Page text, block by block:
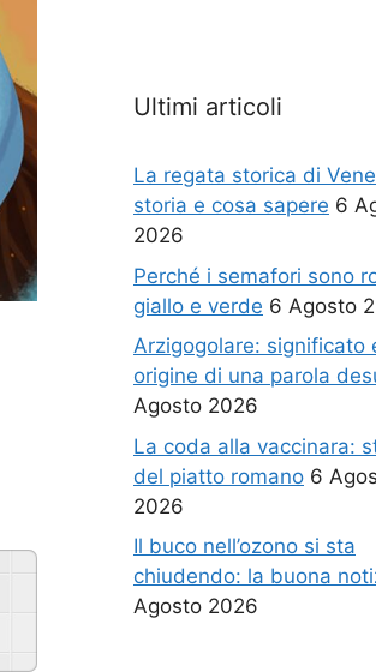
Ultimi articoli
La regata storica di
storia e cosa sapere 6
2026
Perché i semafori sono
giallo e verde 6 Agosto
Arzigogolare: significato
origine di una parola
Agosto 2026
La coda alla vaccinara:
del piatto romano 6
2026
Il buco nell’ozono si sta
chiudendo: la buona
Agosto 2026